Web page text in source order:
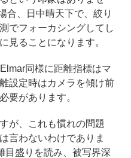
合、日中晴天下で、絞り
でフォーカシングしてし
見ることになります。
同様に距離指標はマ
設定時はカメラを傾け前
要があります。
が、これも慣れの問題
言わないわけでありま
目盛りを読み、被写界深